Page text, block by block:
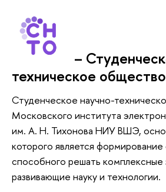
–
техническое общество
Студенческое научно-
Московского института
им. А. Н. Тихонова НИУ ВШЭ,
которого является
способного решать комплексные
развивающие науку и технологии.